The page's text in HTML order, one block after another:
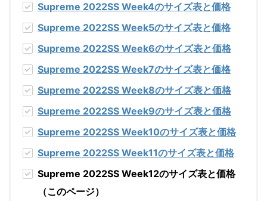
Supreme 2022SS Week4のサイズ表と価格
Supreme 2022SS Week5のサイズ表と価格
Supreme 2022SS Week6のサイズ表と価格
Supreme 2022SS Week7のサイズ表と価格
Supreme 2022SS Week8のサイズ表と価格
Supreme 2022SS Week9のサイズ表と価格
Supreme 2022SS Week10のサイズ表と価格
Supreme 2022SS Week11のサイズ表と価格
Supreme 2022SS Week12のサイズ表と価格
（このページ）